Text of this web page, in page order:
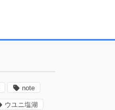
note
ウユニ塩湖